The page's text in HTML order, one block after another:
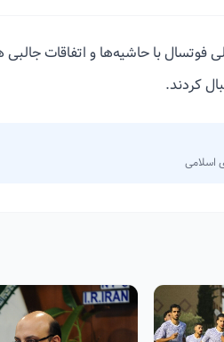
فوتسال با حاشیه‌ها و اتفاقات
کردند.
اسلامی